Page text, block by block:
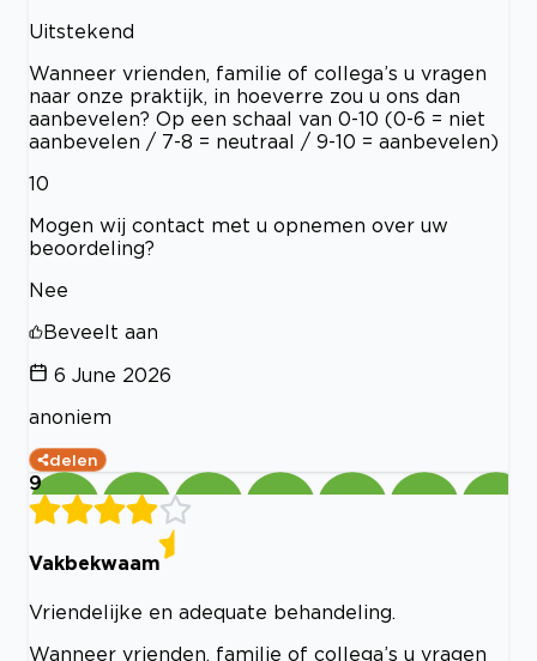
Uitstekend
Wanneer vrienden, familie of collega’s u vragen
naar onze praktijk, in hoeverre zou u ons dan
aanbevelen? Op een schaal van 0-10 (0-6 = niet
aanbevelen / 7-8 = neutraal / 9-10 = aanbevelen)
10
Mogen wij contact met u opnemen over uw
beoordeling?
Nee
Beveelt aan
6 June 2026
anoniem
delen
9
Vakbekwaam
Vriendelijke en adequate behandeling.
Wanneer vrienden, familie of collega’s u vragen